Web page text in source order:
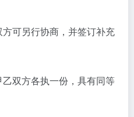
可另行协商，并签订补充
双方各执一份，具有同等